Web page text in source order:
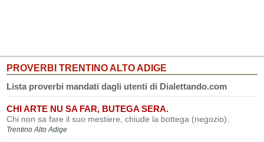
PROVERBI TRENTINO ALTO ADIGE
Lista proverbi mandati dagli utenti di Dialettando.com
CHI ARTE NU SA FAR, BUTEGA SERA.
Chi non sa fare il suo mestiere, chiude la bottega (negozio).
Trentino Alto Adige